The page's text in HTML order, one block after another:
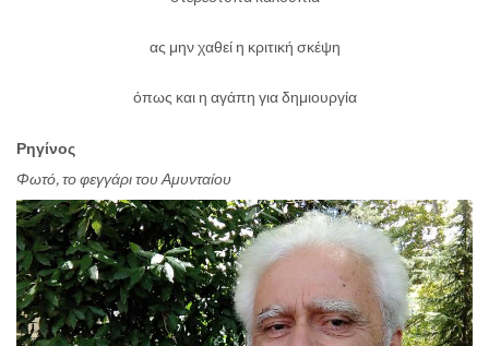
ας μην χαθεί η κριτική σκέψη
όπως και η αγάπη για δημιουργία
Ρηγίνος
Φωτό, το φεγγάρι του Αμυνταίου